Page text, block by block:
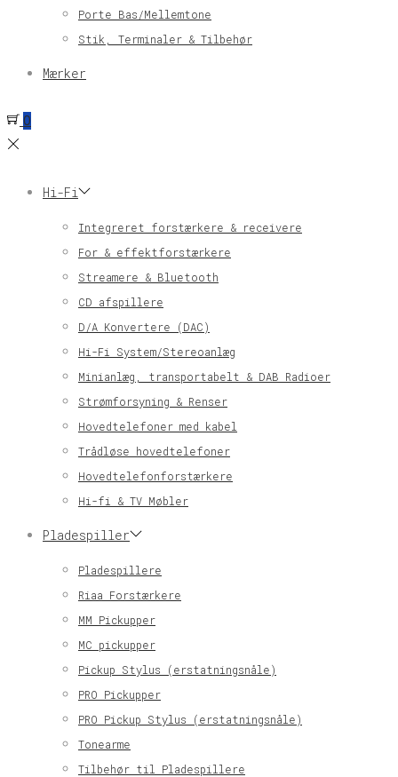
Porte Bas/Mellemtone
Stik, Terminaler & Tilbehør
Mærker
0
Hi-Fi
Integreret forstærkere & receivere
For & effektforstærkere
Streamere & Bluetooth
CD afspillere
D/A Konvertere (DAC)
Hi-Fi System/Stereoanlæg
Minianlæg, transportabelt & DAB Radioer
Strømforsyning & Renser
Hovedtelefoner med kabel
Trådløse hovedtelefoner
Hovedtelefonforstærkere
Hi-fi & TV Møbler
Pladespiller
Pladespillere
Riaa Forstærkere
MM Pickupper
MC pickupper
Pickup Stylus (erstatningsnåle)
PRO Pickupper
PRO Pickup Stylus (erstatningsnåle)
Tonearme
Tilbehør til Pladespillere